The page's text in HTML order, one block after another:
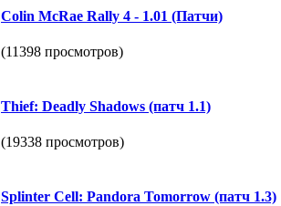
Colin McRae Rally 4 - 1.01 (Патчи)
(11398 просмотров)
Thief: Deadly Shadows (патч 1.1)
(19338 просмотров)
Splinter Cell: Pandora Tomorrow (патч 1.3)